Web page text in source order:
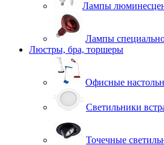
Лампы
Лампы
Люстры, бра, торшеры
Офисные
Светильники
Точечные